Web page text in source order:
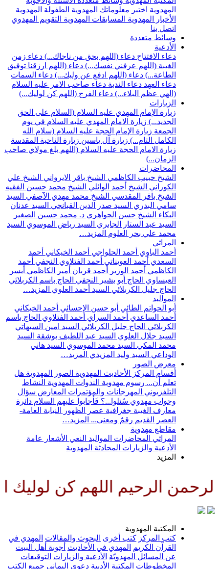
المهدوية اختبر معلوماتك المهدوية الطفولة المهدوية
الأخبار المهدوية المسابقات المهدوية التقويم المهدوي
اتصل بنا
وسائط متعددة
الأدعية
دعاء الافتتاح دعاء (اللهم بحق من ناجاك...) دعاء زمن
الغيبة (اللهم عرفني نفسك...) دعاء (اللهم ارزقنا توفيق
الطاعة...) دعاء (اللهم ادفع عن وليك...) دعاء السمات
دعاء العهد دعاء الندبة دعاء صاحب الامر عليه السلام
(الهي عظم البلاء...) دعاء الفرج (اللهم كن لوليك...)
الزيارات
زيارة الإمام المهدي عليه السلام (السلام على الحق
الجديد...) زيارة الامام المهدي عليه السلام في يوم
الجمعة زيارة الإمام الحجة عليه السلام (سلام الله
الكامل التام...) زيارة آل ياسين زيارة الناحية المقدسة
زيارة الامام الحجة عليه السلام (اللهم بلغ مولاي صاحب
الزمان...)
المحاضرات
الشيخ حبيب الكاظمي الشيخ باقر الايرواني الشيخ علي
الكوراني الشيخ أحمد الوائلي الشيخ محمد حسين الفقيه
الشيخ باقر المقدسي الشيخ محمد مهدي الآصفي السيد
سامي البدري السيد صدر الدين القبانجي السيد عدنان
البكاء الشيخ حسن الجواهري د. محمد حسين الصغير
السيد عبد الستار الجابري السيد رياض الموسوي السيد
محمد علي بحر العلوم المزيد…
المراثي
أحمد الباوي أحمد الحلواجي أحمد الخيكاني أحمد
السعدي أحمد العويناتي أحمد الفتلاوي النجفي أحمد
الكاظمي أحمد الوزير أحمد قربان أمير الكاظمي أيسر
العيساوي الحاج أبو بشير النجفي الحاج باسم الكربلائي
الحاج جليل الكربلائي السيد أحمد العلوي المزيد…
المواليد
أبو الحواتم الطائي أبو حسن الإحسائي أحمد الخيكاني
أحمد الساعدي أحمد السراي أحمد الفتلاوي الحاج باسم
الكربلائي الحاج جليل الكربلائي السيد امين السيهاتي
السيد جلال العلوي السيد عبد اللطيف بوشقة السيد
محمد المكي السيد محمد الموسوي السيد هاني
الوداعي السيد وليد المزيدي المزيد…
معرض الصور
أقسام المركز
الأحاديث المهدوية الصور المهدوية هل
تعلم أن... رسوم مهدوية الندوات المهدوية النشاط
التلفزيوني المهرجانات والمؤتمرات المعارض سؤال
وجواب مهدوي سُئلوا...؟ فَأجابوا عليهم السلام دائرة
معارف الغيبة جغرافية عصر الظهور
النيابة العامة-
العصر القديم رقمٌ ومعنى... المزيد…
مقاطع مهدوية
المراثي المحاضرات المواليد النعي الأشعار
عامة
الأدعية والزيارات المحادثة المهدوية
المزيد
الرحيم اللهم كن لوليك
المكتبة المهدوية
كتب المركز كتب أخرى البحوث والمقالات المهدي في
القرآن الكريم
المهدي في الأحاديث أجوبة أهل البيت
عن المسائل المهدويّة الأدعية والزيارات التوقيعات
المخطوطات المكتبة الأدبية دعوى اليماني جميع الكتب